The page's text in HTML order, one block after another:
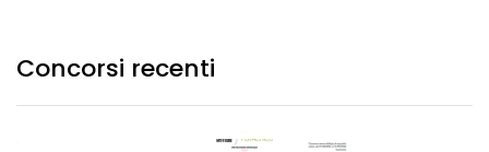
Concorsi recenti